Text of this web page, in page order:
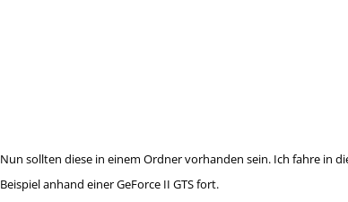
Nun sollten diese in einem Ordner vorhanden sein. Ich fahre in
Beispiel anhand einer GeForce II GTS fort.